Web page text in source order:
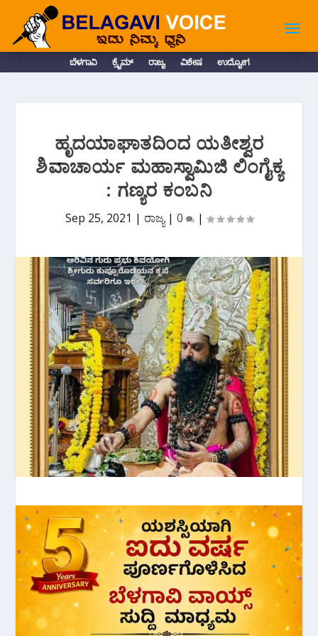
ಬೆಳಗಾವಿ ಕ್ರೈಮ್ ರಾಜ್ಯ ವಿಶೇಷ ಉದ್ಯೋಗ
ಹೃದಯಾಘಾತದಿಂದ ಯತೀಶ್ವರ
ಶಿವಾಚಾರ್ಯ ಮಹಾಸ್ವಾಮಿಜಿ ಲಿಂಗೈಕ್ಯ
: ಗಣ್ಯರ ಕಂಬನಿ
Sep 25, 2021 | ರಾಜ್ಯ| 0 |